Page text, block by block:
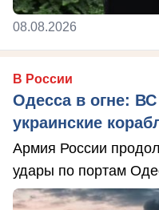
08.08.2026
В России
Одесса в огне:
украинские
Армия России
удары по портам